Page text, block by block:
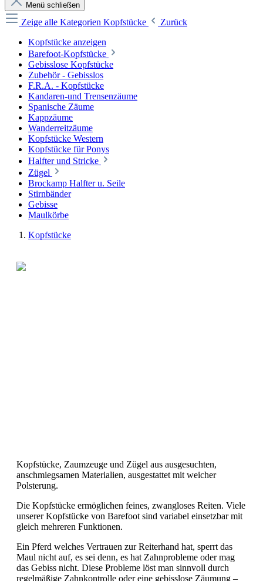
Menü schließen
Zeige alle Kategorien Kopfstücke
Zurück
Kopfstücke anzeigen
Barefoot-Kopfstücke
Gebisslose Kopfstücke
Zubehör - Gebisslos
F.R.A. - Kopfstücke
Kandaren-und Trensenzäume
Spanische Zäume
Kappzäume
Wanderreitzäume
Kopfstücke Western
Kopfstücke für Ponys
Halfter und Stricke
Zügel
Brockamp Halfter u. Seile
Stirnbänder
Gebisse
Maulkörbe
Kopfstücke
Kopfstücke, Zaumzeuge und Zügel aus ausgesuchten,
anschmiegsamen Materialien, ausgestattet mit weicher
Polsterung.
Die Kopfstücke ermöglichen feines, zwangloses Reiten. Viele
unserer Kopfstücke von Barefoot sind variabel einsetzbar mit
gleich mehreren Funktionen.
Ein Pferd welches Vertrauen zur Reiterhand hat, sperrt das
Maul nicht auf, es sei denn, es hat Zahnprobleme oder mag
das Gebiss nicht. Diese Probleme löst man sinnvoll durch
regelmäßige Zahnkontrolle oder eine gebisslose Zäumung –